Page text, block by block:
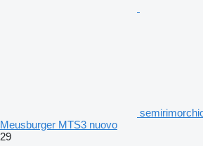
Meusburger MTS3 nuovo
29